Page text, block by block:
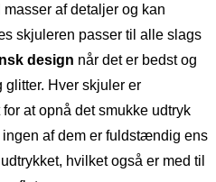
af detaljer og kan
skjuleren passer til alle slags
design når det er bedst og
glitter. Hver skjuler er
at opnå det smukke udtryk
af dem er fuldstændig ens
hvilket også er med til